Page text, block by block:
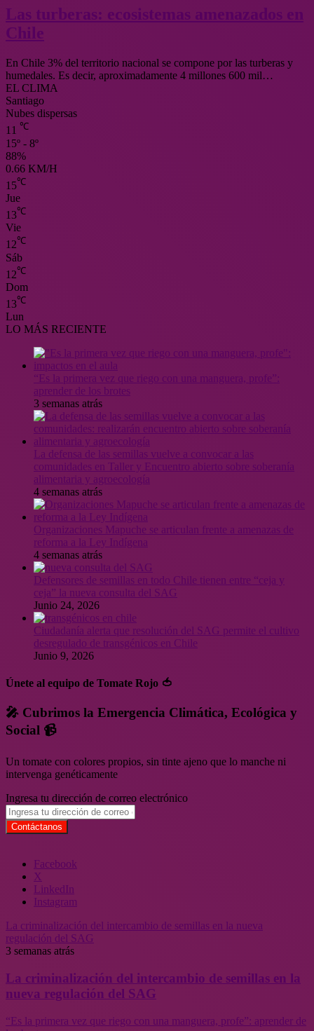
Las turberas: ecosistemas amenazados en
Chile
En Chile 3% del territorio nacional se compone por las turberas y
humedales. Es decir, aproximadamente 4 millones 600 mil…
EL CLIMA
Santiago
Nubes dispersas
11 ℃
15º - 8º
88%
0.66 KM/H
15℃
Jue
13℃
Vie
12℃
Sáb
12℃
Dom
13℃
Lun
LO MÁS RECIENTE
“Es la primera vez que riego con una manguera, profe”:
aprender de los brotes
3 semanas atrás
La defensa de las semillas vuelve a convocar a las
comunidades en Taller y Encuentro abierto sobre soberanía
alimentaria y agroecología
4 semanas atrás
Organizaciones Mapuche se articulan frente a amenazas de
reforma a la Ley Indígena
4 semanas atrás
Defensores de semillas en todo Chile tienen entre “ceja y
ceja” la nueva consulta del SAG
Junio 24, 2026
Ciudadanía alerta que resolución del SAG permite el cultivo
desregulado de transgénicos en Chile
Junio 9, 2026
Únete al equipo de Tomate Rojo 🍅
🎤 Cubrimos la Emergencia Climática, Ecológica y
Social 📹
Un tomate con colores propios, sin tinte ajeno que lo manche ni
intervenga genéticamente
Ingresa tu dirección de correo electrónico
Facebook
X
LinkedIn
Instagram
La criminalización del intercambio de semillas en la nueva
regulación del SAG
3 semanas atrás
La criminalización del intercambio de semillas en la
nueva regulación del SAG
“Es la primera vez que riego con una manguera, profe”: aprender de